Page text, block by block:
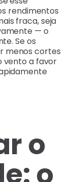
rendimentos
fraca, seja
— o
Se os
menos cortes
vento a favor
o